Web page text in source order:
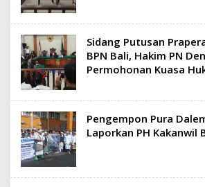
Sidang Putusan
BPN Bali, Hakim PN
Permohonan Kuasa
Pengempon Pura
Laporkan PH Kakanwil